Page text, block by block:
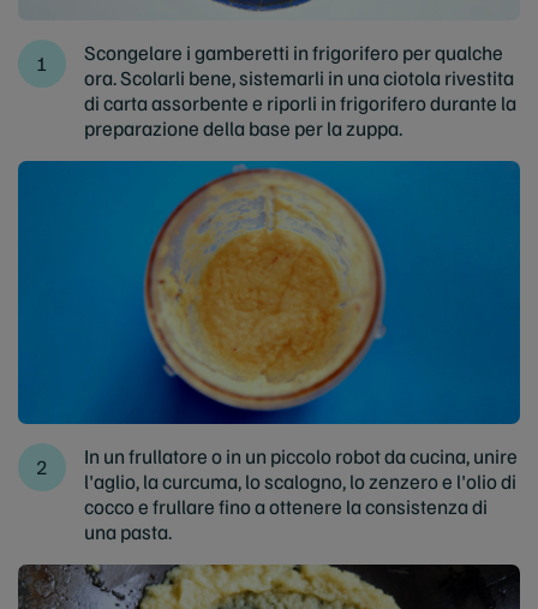
Scongelare i gamberetti in frigorifero per qualche
ora. Scolarli bene, sistemarli in una ciotola rivestita
di carta assorbente e riporli in frigorifero durante la
preparazione della base per la zuppa.
In un frullatore o in un piccolo robot da cucina, unire
l'aglio, la curcuma, lo scalogno, lo zenzero e l'olio di
cocco e frullare fino a ottenere la consistenza di
una pasta.